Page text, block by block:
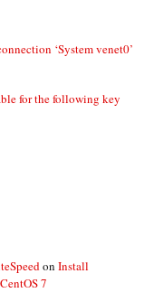
‘System venet0’
for the following key
on Install
7